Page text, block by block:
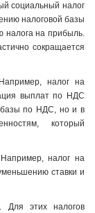
социальный налог
налоговой базы
налога на прибыль.
сокращается
налог на
выплат по НДС
базы по НДС, но и в
который
налог на
ставки и
Для этих налогов